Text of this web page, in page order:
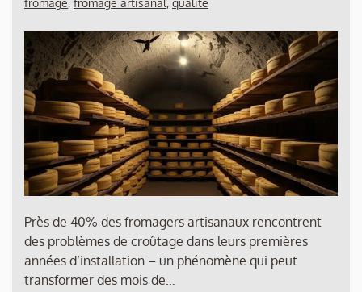
fromage, fromage artisanal, qualité
Près de 40% des fromagers artisanaux rencontrent
des problèmes de croûtage dans leurs premières
années d’installation – un phénomène qui peut
transformer des mois de…